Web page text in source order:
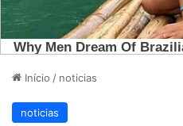
Início / noticias
noticias